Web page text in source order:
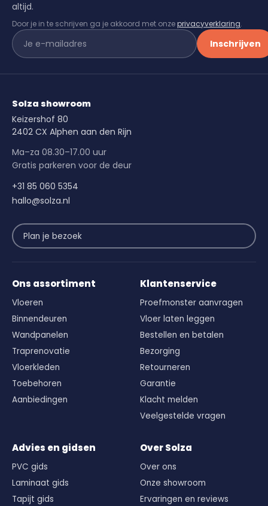
altijd.
Door je in te schrijven ga je akkoord met onzeprivacyverklaring.
Inschrijven
Solza showroom
Keizershof 80
2402 CX Alphen aan den Rijn
Ma–za 08.30–17.00 uur
Gratis parkeren voor de deur
+31 85 060 5354
hallo@solza.nl
Plan je bezoek
Ons assortiment
Vloeren
Binnendeuren
Wandpanelen
Traprenovatie
Vloerkleden
Toebehoren
Aanbiedingen
Klantenservice
Proefmonster aanvragen
Vloer laten leggen
Bestellen en betalen
Bezorging
Retourneren
Garantie
Klacht melden
Veelgestelde vragen
Advies en gidsen
PVC gids
Laminaat gids
Tapijt gids
Over Solza
Over ons
Onze showroom
Ervaringen en reviews